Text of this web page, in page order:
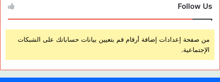
Follow Us
من صفحة إعدادات إضافة أرقام قم بتعيين بيانات حساباتك على الشبكات
الإجتماعية.